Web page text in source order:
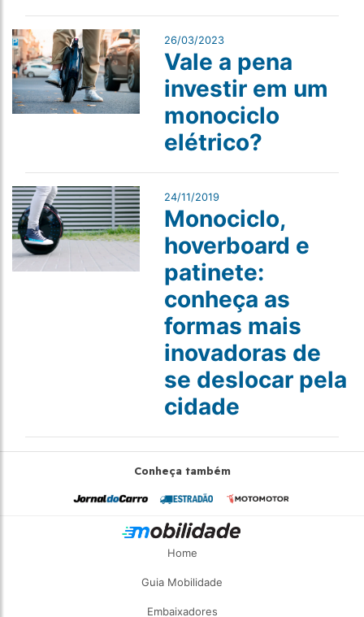
26/03/2023
Vale a pena
investir em um
monociclo
elétrico?
24/11/2019
Monociclo,
hoverboard e
patinete:
conheça as
formas mais
inovadoras de
se deslocar pela
cidade
Conheça também
Home
Guia Mobilidade
Embaixadores